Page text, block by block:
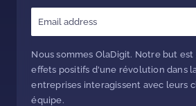
Nous sommes OlaDigit. Notre but
effets positifs d'une révolution dans
entreprises interagissent avec leurs
équipe.